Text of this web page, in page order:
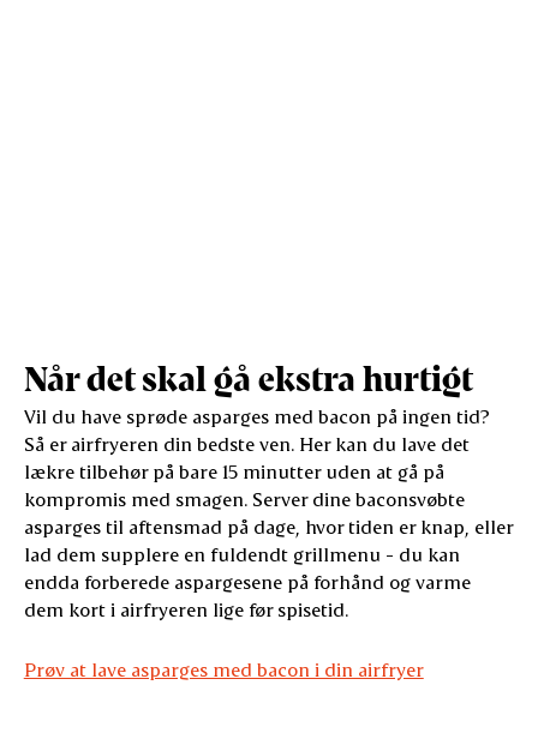
Når det skal gå ekstra hurtigt
Vil du have sprøde asparges med bacon på ingen tid?
Så er airfryeren din bedste ven. Her kan du lave det
lækre tilbehør på bare 15 minutter uden at gå på
kompromis med smagen. Server dine baconsvøbte
asparges til aftensmad på dage, hvor tiden er knap, eller
lad dem supplere en fuldendt grillmenu - du kan
endda forberede aspargesene på forhånd og varme
dem kort i airfryeren lige før spisetid.
Prøv at lave asparges med bacon i din airfryer